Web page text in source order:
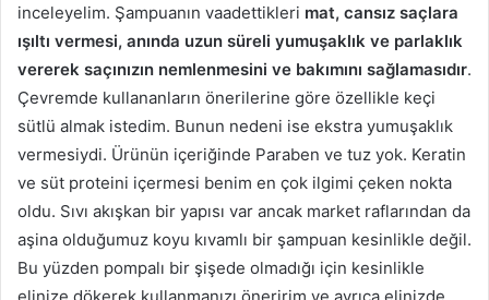
inceleyelim. Şampuanın vaadettikleri mat, cansız saçlara
ışıltı vermesi, anında uzun süreli yumuşaklık ve parlaklık
vererek saçınızın nemlenmesini ve bakımını sağlamasıdır.
Çevremde kullananların önerilerine göre özellikle keçi
sütlü almak istedim. Bunun nedeni ise ekstra yumuşaklık
vermesiydi. Ürünün içeriğinde Paraben ve tuz yok. Keratin
ve süt proteini içermesi benim en çok ilgimi çeken nokta
oldu. Sıvı akışkan bir yapısı var ancak market raflarından da
aşina olduğumuz koyu kıvamlı bir şampuan kesinlikle değil.
Bu yüzden pompalı bir şişede olmadığı için kesinlikle